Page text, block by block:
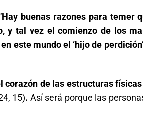
Hay buenas razones para temer
y tal vez el comienzo de los
este mundo el ‘hijo de
corazón de las estructuras
15). Así será porque las